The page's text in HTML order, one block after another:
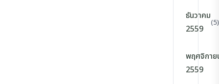
ธันวาคม
2559
(5)
พฤศจิกาย
2559